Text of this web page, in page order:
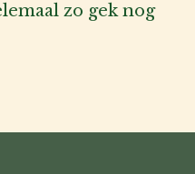
zo gek nog